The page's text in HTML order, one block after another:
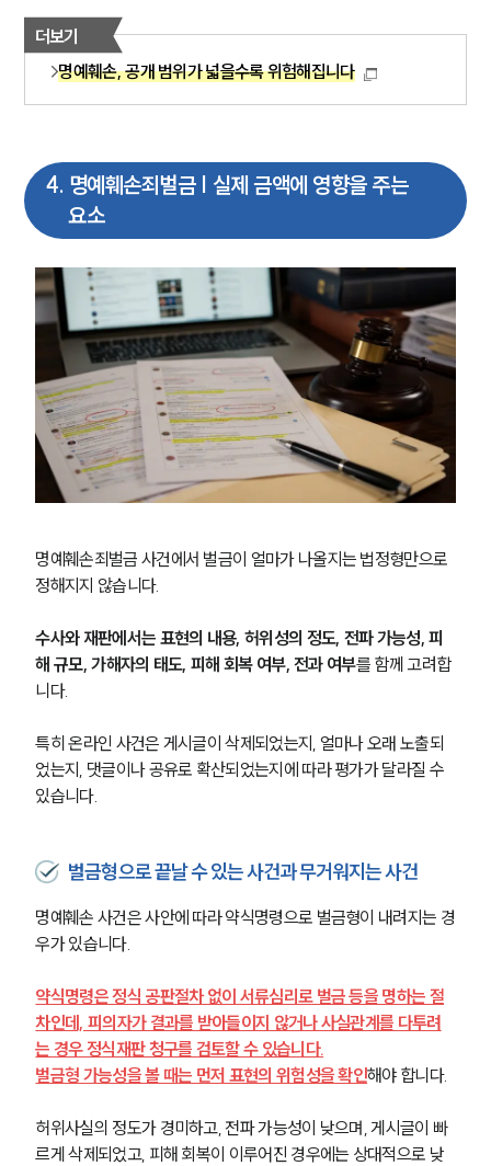
언론보도
공지사항
세미나
대륜법률상담예약
대륜법률상담예약
더보기
명예훼손, 공개 범위가 넓을수록 위험해집니다
4. 명예훼손죄벌금 | 실제 금액에 영향을 주는
요소
명예훼손죄벌금 사건에서 벌금이 얼마가 나올지는 법정형만으로
정해지지 않습니다.
수사와 재판에서는 표현의 내용, 허위성의 정도, 전파 가능성, 피
해 규모, 가해자의 태도, 피해 회복 여부, 전과 여부를 함께 고려합
니다.
특히 온라인 사건은 게시글이 삭제되었는지, 얼마나 오래 노출되
었는지, 댓글이나 공유로 확산되었는지에 따라 평가가 달라질 수
있습니다.
벌금형으로 끝날 수 있는 사건과 무거워지는 사건
명예훼손 사건은 사안에 따라 약식명령으로 벌금형이 내려지는 경
우가 있습니다.
약식명령은 정식 공판절차 없이 서류심리로 벌금 등을 명하는 절
차인데, 피의자가 결과를 받아들이지 않거나 사실관계를 다투려
는 경우 정식재판 청구를 검토할 수 있습니다.
벌금형 가능성을 볼 때는 먼저 표현의 위험성을 확인해야 합니다.
허위사실의 정도가 경미하고, 전파 가능성이 낮으며, 게시글이 빠
르게 삭제되었고, 피해 회복이 이루어진 경우에는 상대적으로 낮